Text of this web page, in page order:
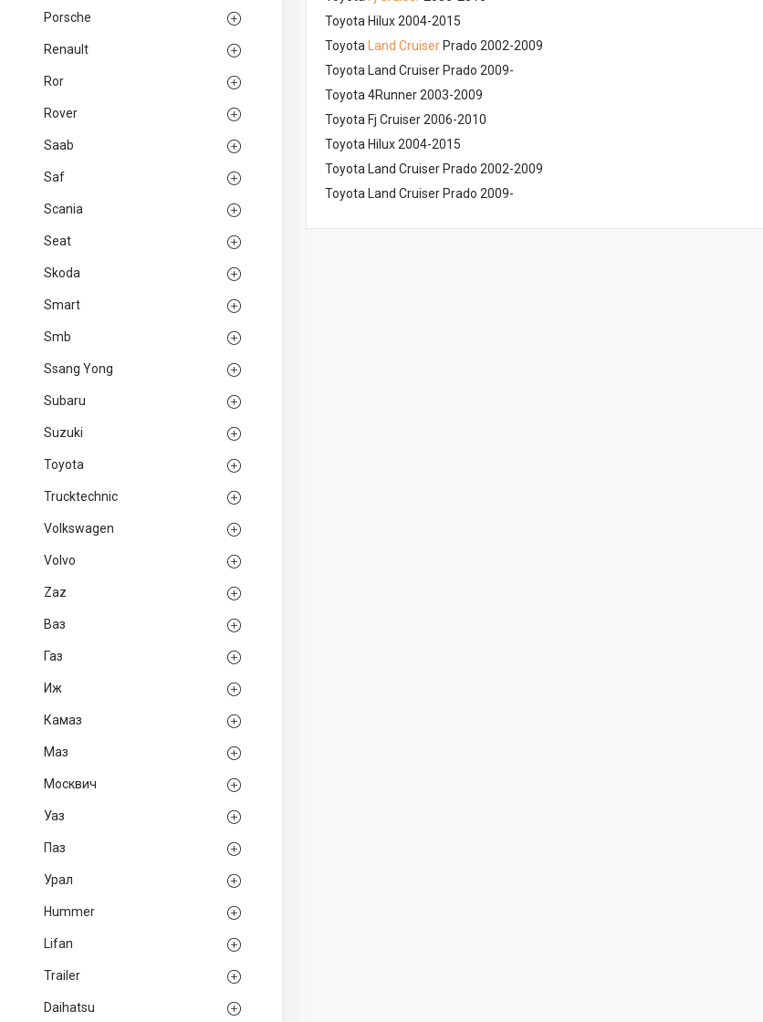
Porsche
Renault
Ror
Rover
Saab
Saf
Scania
Seat
Skoda
Smart
Smb
Ssang Yong
Subaru
Suzuki
Toyota
Trucktechnic
Volkswagen
Volvo
Zaz
Ваз
Газ
Иж
Камаз
Маз
Москвич
Уаз
Паз
Урал
Hummer
Lifan
Trailer
Daihatsu
Toyota Hilux 2004-2015
Toyota
Land Cruiser Prado 2002-2009
Toyota Land Cruiser Prado 2009-
Toyota 4Runner 2003-2009
Toyota Fj Cruiser 2006-2010
Toyota Hilux 2004-2015
Toyota Land Cruiser Prado 2002-2009
Toyota Land Cruiser Prado 2009-